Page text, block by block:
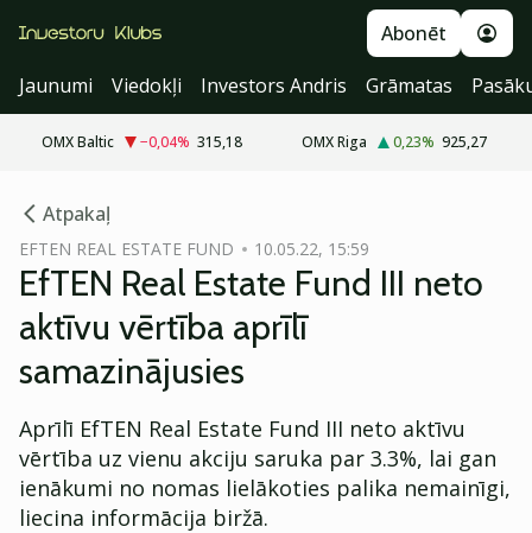
Abonēt
Jaunumi
Viedokļi Investors Andris Grāmatas
OMX Baltic −0,04% 315,18 OMX Riga 0,23% 925,27
Atpakaļ
EFTEN REAL ESTATE FUND 10.05.22, 15:59
EfTEN Real Estate Fund III neto
aktīvu vērtība aprīlī
samazinājusies
Aprīlī EfTEN Real Estate Fund III neto aktīvu
vērtība uz vienu akciju saruka par 3.3%, lai gan
ienākumi no nomas lielākoties palika nemainīgi,
liecina informācija biržā.